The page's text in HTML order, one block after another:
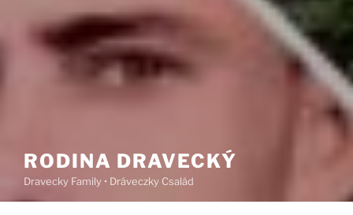
RODINA DRAVECKÝ
Dravecky Family • Dráveczky Család